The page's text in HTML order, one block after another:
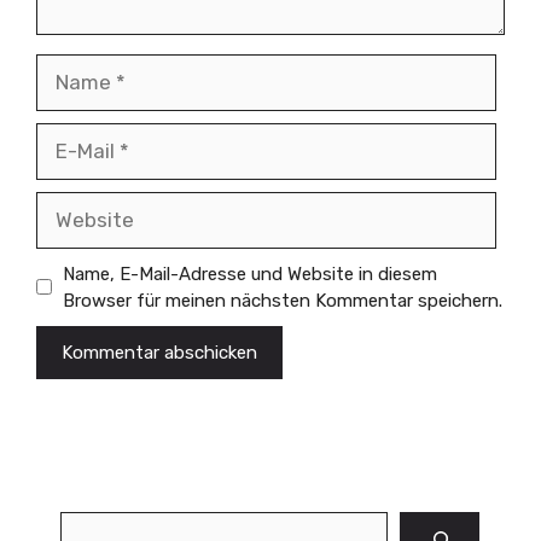
In vielen Regionen, einschließlich Halle,
besteht die Möglichkeit, den Kindergeldantrag
offizielle Website der Bundesagentur für Arbeit
erfolgen, wo Sie ebenfalls ein Benutzerkonto
erstellen und den Antrag digital übermitteln
können.
4. Wie lange dauert die
Bearbeitung meines
Die Bearbeitungszeit für Kindergeldanträge
Mail
Name, E-Mail-Adresse und Website in diesem
Browser für meinen nächsten Kommentar speichern.